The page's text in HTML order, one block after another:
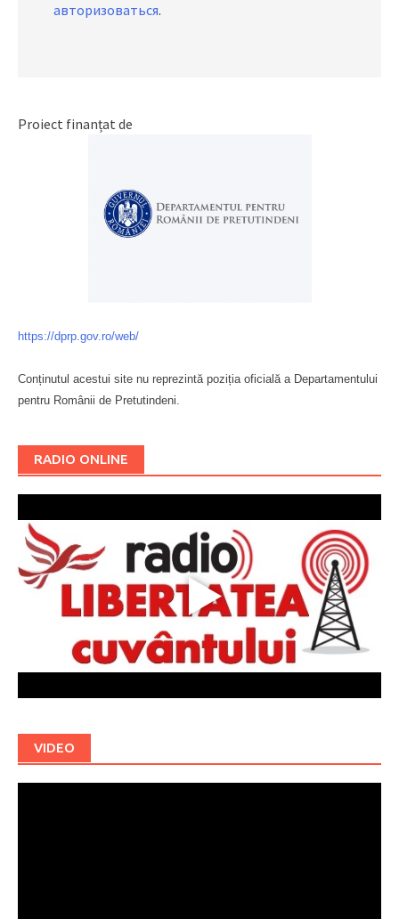
авторизоваться.
Proiect finanțat de
https://dprp.gov.ro/web/
Conținutul acestui site nu reprezintă poziția oficială a Departamentului
pentru Românii de Pretutindeni.
RADIO ONLINE
VIDEO